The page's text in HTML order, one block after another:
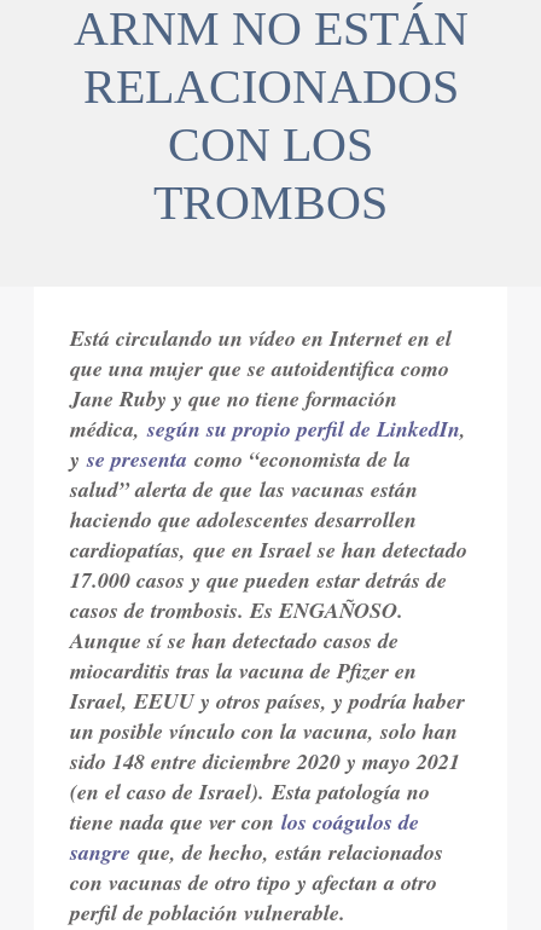
ARNM NO ESTÁN
RELACIONADOS
CON LOS
TROMBOS
Está circulando un vídeo en Internet en el
que una mujer que se autoidentifica como
Jane Ruby y que no tiene formación
médica,según su propio perfil de LinkedIn,
yse presenta como “economista de la
salud” alerta de que las vacunas están
haciendo que adolescentes desarrollen
cardiopatías, que en Israel se han detectado
17.000 casos y que pueden estar detrás de
casos de trombosis. Es ENGAÑOSO.
Aunque sí se han detectado casos de
miocarditis tras la vacuna de Pfizer en
Israel, EEUU y otros países, y podría haber
un posible vínculo con la vacuna, solo han
sido 148 entre diciembre 2020 y mayo 2021
(en el caso de Israel). Esta patología no
tiene nada que ver conlos coágulos de
sangre que, de hecho, están relacionados
con vacunas de otro tipo y afectan a otro
perfil de población vulnerable.